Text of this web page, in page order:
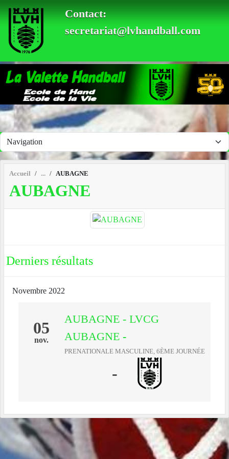
Contact:
secretariat@lvhandball.com
Accueil AUBAGNE
AUBAGNE
Derniers résultats
Novembre 2022
05
nov.
AUBAGNE - LVCG
AUBAGNE -
PRENATIONALE MASCULINE, 6ÈME JOURNÉE
-
Panneau de gestion des cookies